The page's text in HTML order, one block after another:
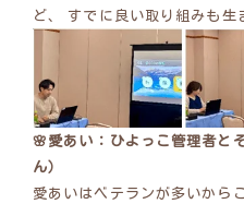
ど、 すでに良い取り組みも生
🌸愛あい：ひよっこ管理者と
ん）
愛あいはベテランが多いから